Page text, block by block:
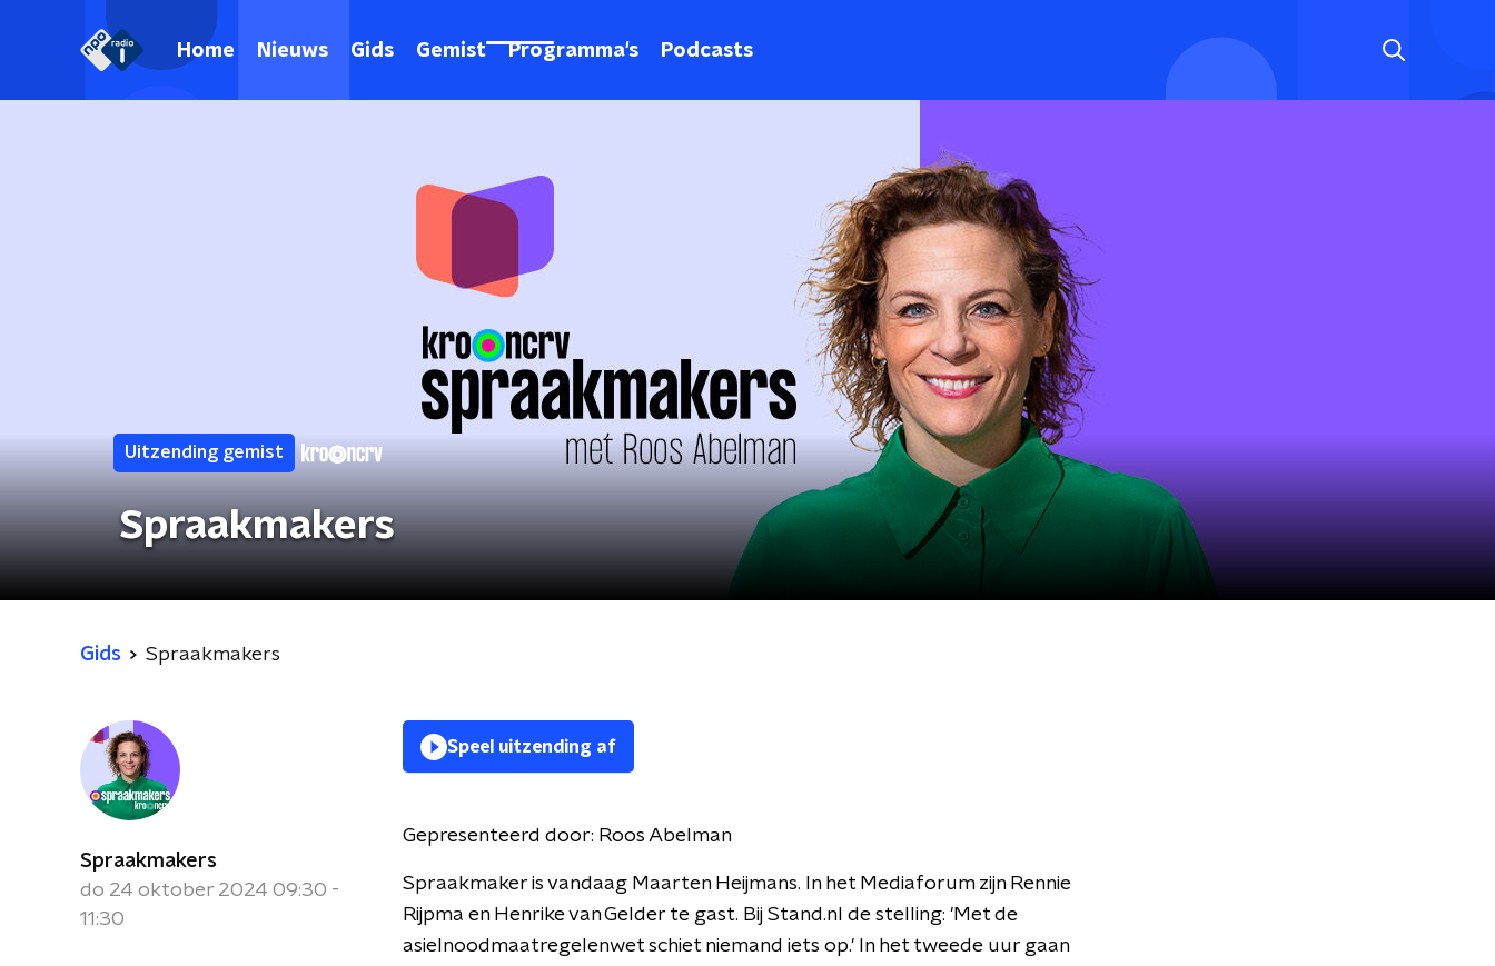
Home Nieuws Gids Gemist Programma's Podcasts
Uitzending gemist
Spraakmakers
Gids Spraakmakers
Spraakmakers
do 24 oktober 2024 09:30 -
11:30
Speel uitzending af
Gepresenteerd door: Roos Abelman
Spraakmaker is vandaag Maarten Heijmans. In het Mediaforum zijn Rennie
Rijpma en Henrike van Gelder te gast. Bij Stand.nl de stelling: 'Met de
asielnoodmaatregelenwet schiet niemand iets op.' In het tweede uur gaan